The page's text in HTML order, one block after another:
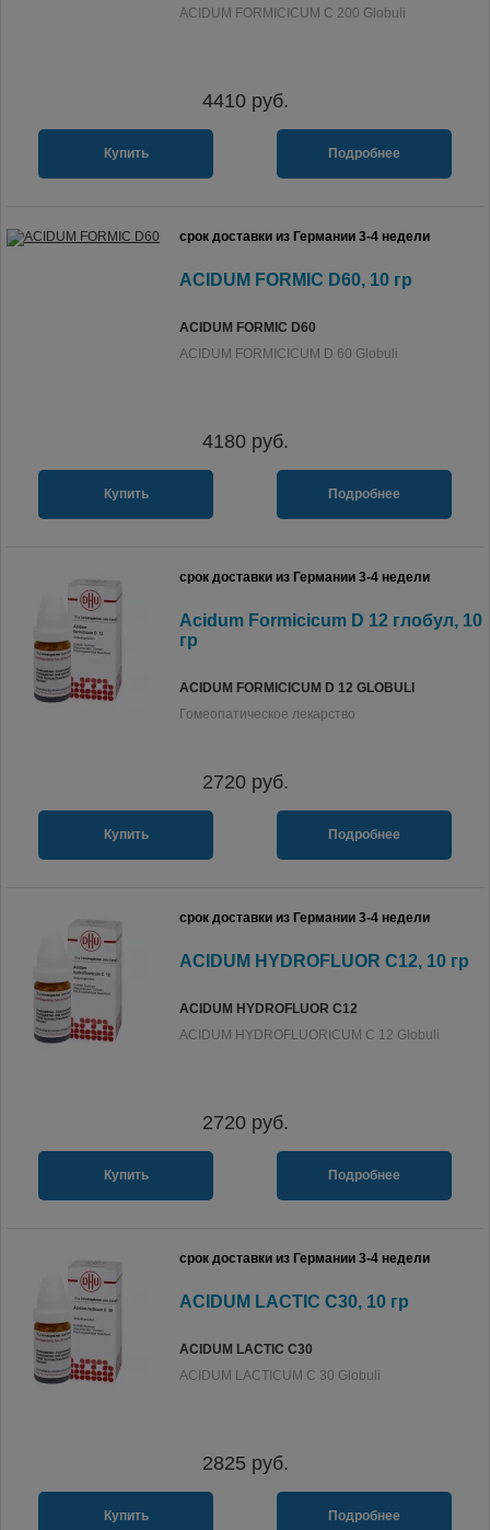
ACIDUM FORMICICUM C 200 Globuli
4410руб.
Купить Подробнее
срок доставки из Германии 3-4 недели
ACIDUM FORMIC D60, 10 гр
ACIDUM FORMIC D60
ACIDUM FORMICICUM D 60 Globuli
4180руб.
Купить Подробнее
срок доставки из Германии 3-4 недели
Acidum Formicicum D 12 глобул, 10
гр
ACIDUM FORMICICUM D 12 GLOBULI
Гомеопатическое лекарство
2720руб.
Купить Подробнее
срок доставки из Германии 3-4 недели
ACIDUM HYDROFLUOR C12, 10 гр
ACIDUM HYDROFLUOR C12
ACIDUM HYDROFLUORICUM C 12 Globuli
2720руб.
Купить Подробнее
срок доставки из Германии 3-4 недели
ACIDUM LACTIC C30, 10 гр
ACIDUM LACTIC C30
ACIDUM LACTICUM C 30 Globuli
2825 руб.
Купить Подробнее